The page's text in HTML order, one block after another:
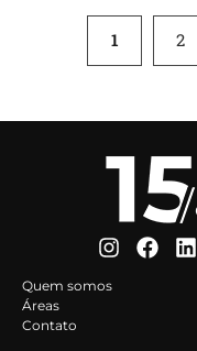
1 2
Quem somos
Áreas
Contato